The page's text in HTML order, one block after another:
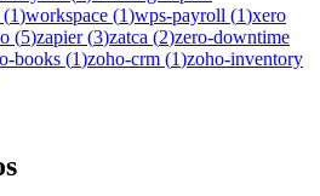
(1)workspace (1)wps-payroll (1)xero
(5)zapier(3)zatca (2)zero-downtime
books (1)zoho-crm (1)zoho-inventory